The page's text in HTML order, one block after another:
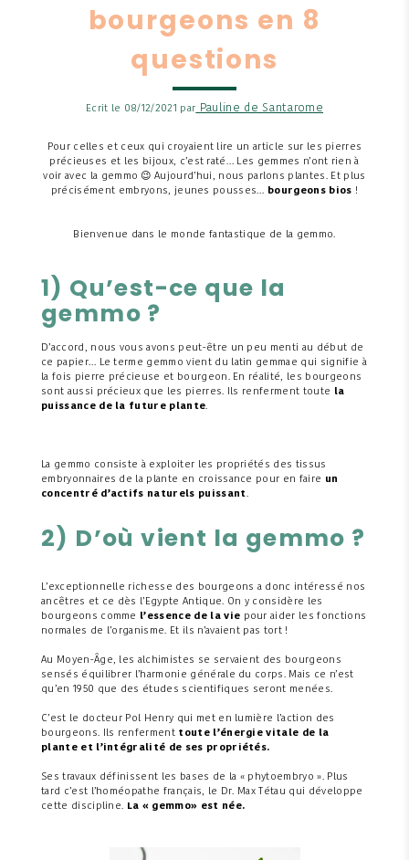
bourgeons en 8
questions
Ecrit le 08/12/2021 par Pauline de Santarome
Pour celles et ceux qui croyaient lire un article sur les pierres
précieuses et les bijoux, c’est raté… Les gemmes n’ont rien à
voir avec la gemmo 😉 Aujourd’hui, nous parlons plantes. Et plus
précisément embryons, jeunes pousses… bourgeons bios !
Bienvenue dans le monde fantastique de la gemmo.
1) Qu’est-ce que la
gemmo ?
D’accord, nous vous avons peut-être un peu menti au début de
ce papier… Le terme gemmo vient du latin gemmae qui signifie à
la fois pierre précieuse et bourgeon. En réalité, les bourgeons
sont aussi précieux que les pierres. Ils renferment toute la
puissance de la future plante.
La gemmo consiste à exploiter les propriétés des tissus
embryonnaires de la plante en croissance pour en faire un
concentré d’actifs naturels puissant.
2) D’où vient la gemmo ?
L’exceptionnelle richesse des bourgeons a donc intéressé nos
ancêtres et ce dès l’Egypte Antique. On y considère les
bourgeons comme l’essence de la vie pour aider les fonctions
normales de l’organisme. Et ils n’avaient pas tort !
Au Moyen-Âge, les alchimistes se servaient des bourgeons
sensés équilibrer l’harmonie générale du corps. Mais ce n’est
qu’en 1950 que des études scientifiques seront menées.
C’est le docteur Pol Henry qui met en lumière l’action des
bourgeons. Ils renferment toute l’énergie vitale de la
plante et l’intégralité de ses propriétés.
Ses travaux définissent les bases de la « phytoembryo ». Plus
tard c’est l’homéopathe français, le Dr. Max Tétau qui développe
cette discipline. La « gemmo» est née.